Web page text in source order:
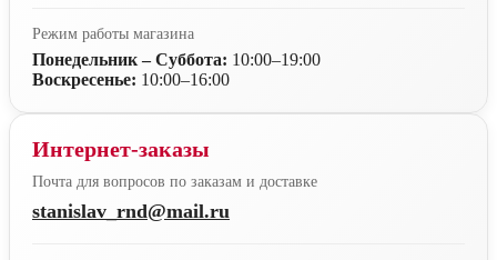
Режим работы магазина
Понедельник – Суббота: 10:00–19:00
Воскресенье: 10:00–16:00
Интернет-заказы
Почта для вопросов по заказам и доставке
stanislav_rnd@mail.ru